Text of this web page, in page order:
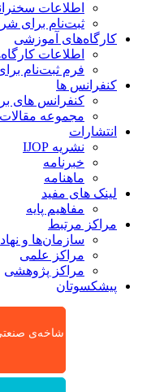
اطلاعات
ثبت‌نام برای
کارگاه‌های آموزشی
اطلاعات
فرم ثبت‌نام
کنفرانس ها
کنفرانس های
مجموعه مقالات
انتشارات
نشریه IJOP
خبرنامه
ماهنامه
لینک های مفید
مفاهیم پایه
مراکز مرتبط
سازمان‌ها و
مراکز علمی
مراکز پژوهشی
پیشکسوتان
شاخه‌ی صنعتی